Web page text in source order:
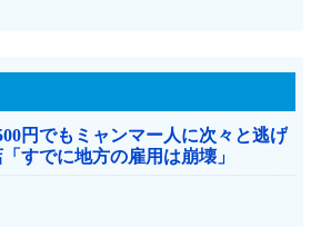
円でもミャンマー人に次々と逃げ
すでに地方の雇用は崩壊」